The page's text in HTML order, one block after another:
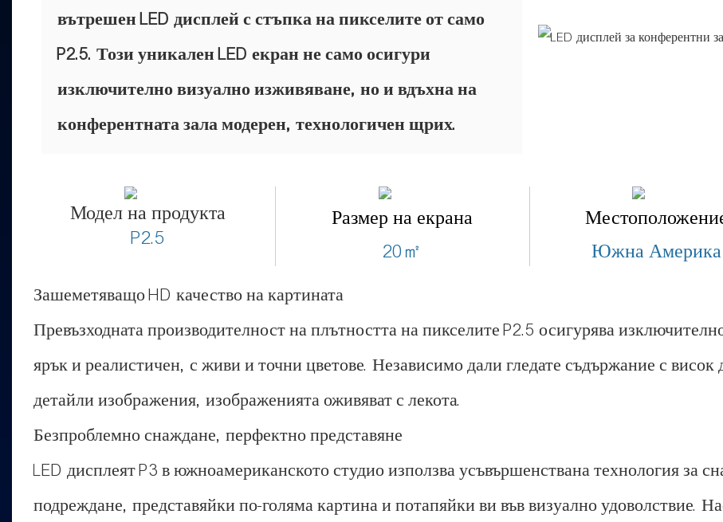
вътрешен LED дисплей с стъпка на пикселите от само
P2.5. Този уникален LED екран не само осигури
изключително визуално изживяване, но и вдъхна на
конферентната зала модерен, технологичен щрих.
Модел на продукта
P2.5
Размер на екрана
20㎡
Южна Америка
Зашеметяващо HD качество на картината
Превъзходната производителност на плътността на пикселите P2.5 осигурява
ярък и реалистичен, с живи и точни цветове. Независимо дали гледате съдържание с
детайли изображения, изображенията оживяват с лекота.
Безпроблемно снаждане, перфектно представяне
LED дисплеят P3 в южноамериканското студио използва усъвършенствана технология за
подреждане, представяйки по-голяма картина и потапяйки ви във визуално удоволствие.